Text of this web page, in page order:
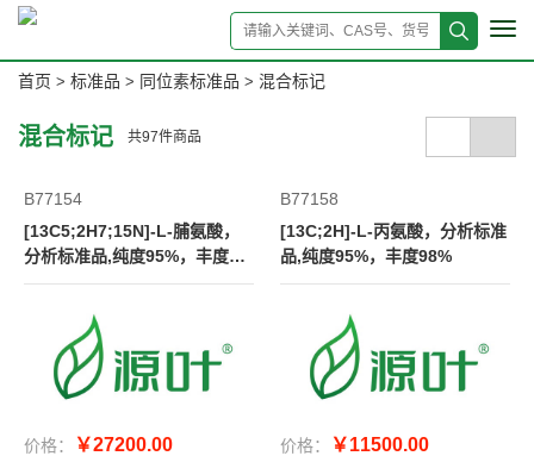
首页 > 标准品 > 同位素标准品 > 混合标记
混合标记 共97件商品
B77154
[13C5;2H7;15N]-L-脯氨酸，
分析标准品,纯度95%，丰度9
8%
价格： ￥27200.00
B77158
[13C;2H]-L-丙氨酸，分析标准
品,纯度95%，丰度98%
价格： ￥11500.00